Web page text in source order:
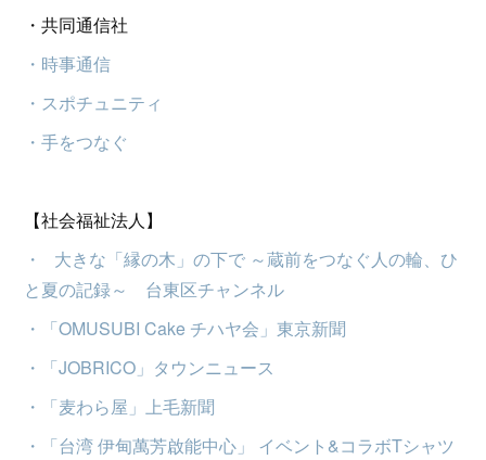
・共同通信社
・時事通信
・スポチュニティ
・手をつなぐ
【社会福祉法人】
・ 大きな「縁の木」の下で ～蔵前をつなぐ人の輪、ひ
と夏の記録～ 台東区チャンネル
・「OMUSUBI Cake チハヤ会」東京新聞
・「JOBRICO」タウンニュース
・「麦わら屋」上毛新聞
・
「台湾 伊甸萬芳啟能中心 」 イベント&コラボTシャツ